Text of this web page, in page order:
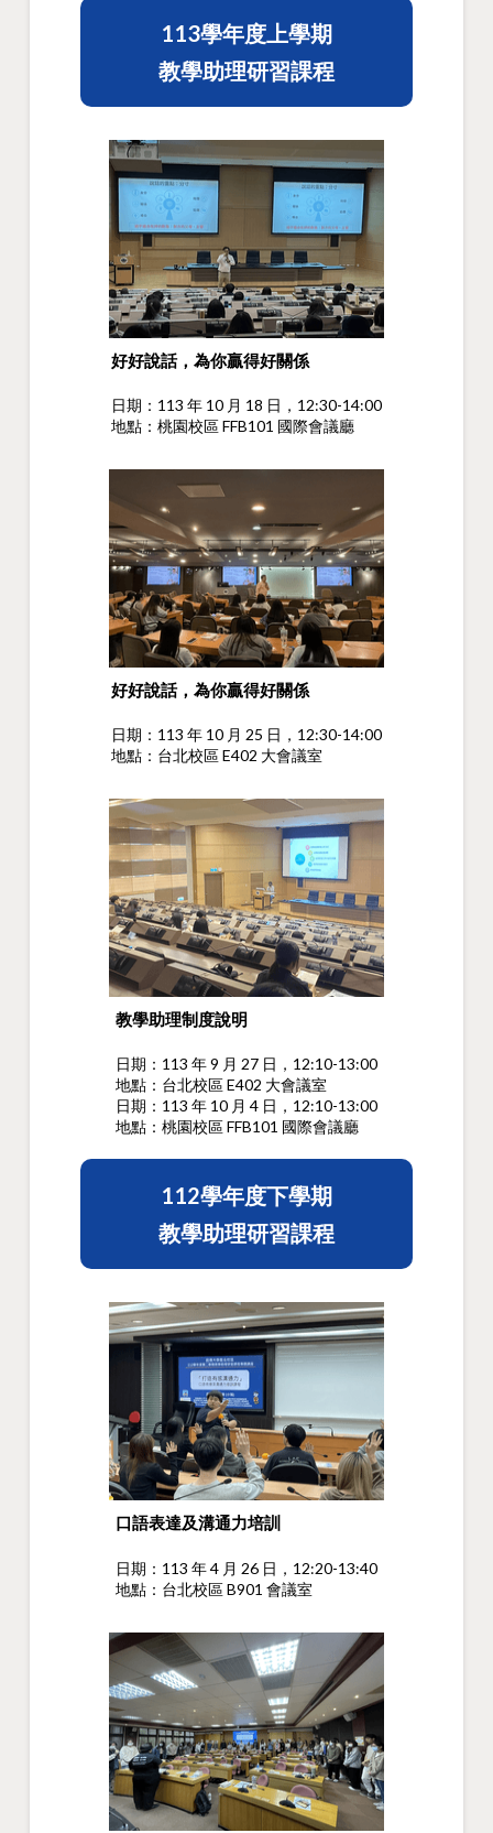
113學年度上學期
教學助理研習課程
好好說話，為你贏得好關係
日期：113 年 10 月 18 日，12:30-14:00
地點：桃園校區 FFB101 國際會議廳
好好說話，為你贏得好關係
日期：113 年 10 月 25 日，12:30-14:00
地點：台北校區 E402 大會議室
教學助理制度說明
日期：113 年 9 月 27 日，12:10-13:00
地點：台北校區 E402 大會議室
日期：113 年 10 月 4 日，12:10-13:00
地點：桃園校區 FFB101 國際會議廳
112學年度下學期
教學助理研習課程
口語表達及溝通力培訓
日期：113 年 4 月 26 日，12:20-13:40
地點：台北校區 B901 會議室